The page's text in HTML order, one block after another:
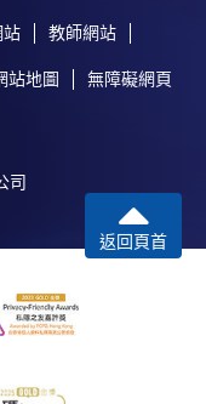
以現金、「易
請註明「香港大
課程名稱及申請
報名表格及有關
，信封上請註明
站 教師網站
站地圖 無障礙網頁
司
返回頁首